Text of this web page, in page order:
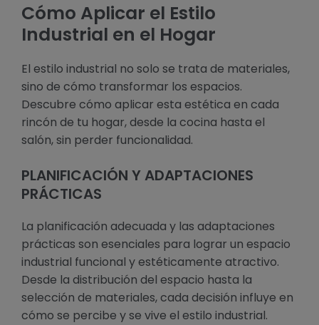
Cómo Aplicar el Estilo
Industrial en el Hogar
El estilo industrial no solo se trata de materiales,
sino de cómo transformar los espacios.
Descubre cómo aplicar esta estética en cada
rincón de tu hogar, desde la cocina hasta el
salón, sin perder funcionalidad.
PLANIFICACIÓN Y ADAPTACIONES
PRÁCTICAS
La planificación adecuada y las adaptaciones
prácticas son esenciales para lograr un espacio
industrial funcional y estéticamente atractivo.
Desde la distribución del espacio hasta la
selección de materiales, cada decisión influye en
cómo se percibe y se vive el estilo industrial.